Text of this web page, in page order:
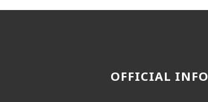
OFFICIAL INFO